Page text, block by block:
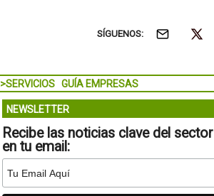
SÍGUENOS:
>SERVICIOS GUÍA EMPRESAS
NEWSLETTER
Recibe las noticias clave del sector
en tu email: